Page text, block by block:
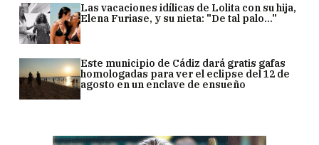
Las vacaciones idílicas de Lolita con su hija,
Elena Furiase, y su nieta: "De tal palo..."
Este municipio de Cádiz dará gratis gafas
homologadas para ver el eclipse del 12 de
agosto en un enclave de ensueño